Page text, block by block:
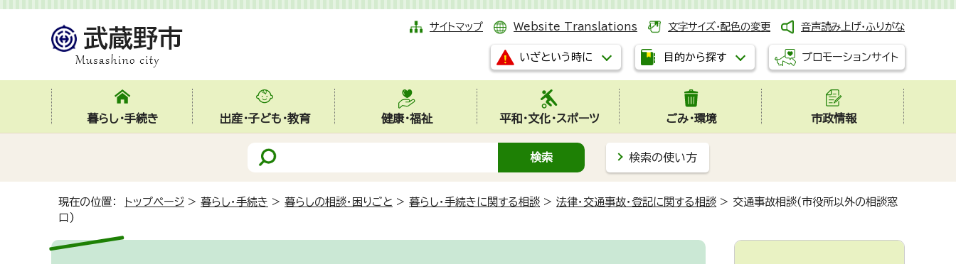
サイトマップ Website Translations 文字サイズ・配色の変更 音声読み上げ・ふりがな
いざという時に 目的から探す プロモーションサイト
暮らし・手続き 出産・子ども・教育 健康・福祉 平和・文化・スポーツ ごみ・環境 市政情報
検索の使い方
現在の位置： トップページ > 暮らし・手続き > 暮らしの相談・困りごと > 暮らし・手続きに関する相談 > 法律・交通事故・登記に関する相談 > 交通事故相談(市役所以外の相談窓
口)